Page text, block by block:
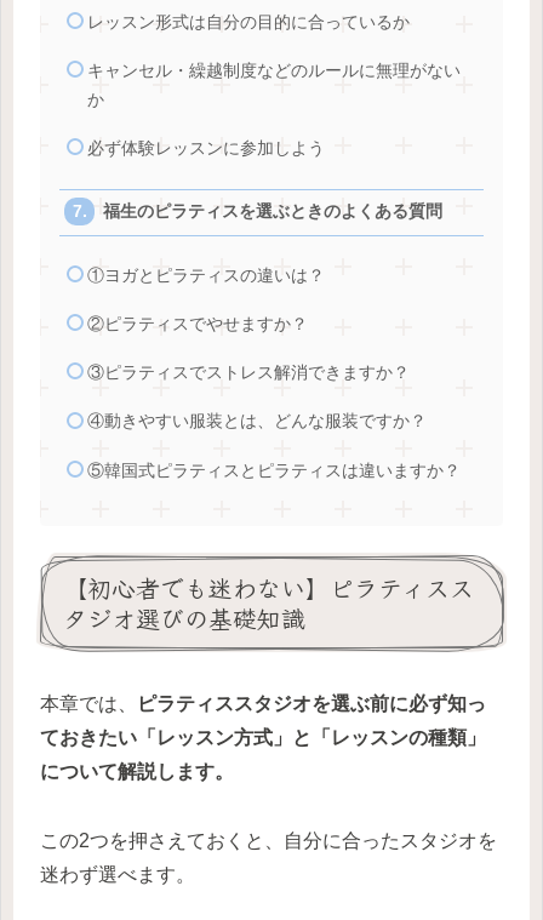
レッスン形式は自分の目的に合っているか
キャンセル・繰越制度などのルールに無理がない
か
必ず体験レッスンに参加しよう
福生のピラティスを選ぶときのよくある質問
①ヨガとピラティスの違いは？
②ピラティスでやせますか？
③ピラティスでストレス解消できますか？
④動きやすい服装とは、どんな服装ですか？
⑤韓国式ピラティスとピラティスは違いますか？
【初心者でも迷わない】ピラティスス
タジオ選びの基礎知識
本章では、
ピラティススタジオを選ぶ前に必ず知っ
ておきたい「レッスン方式」と「レッスンの種類」
について解説します。
この2つを押さえておくと、自分に合ったスタジオを
迷わず選べます。